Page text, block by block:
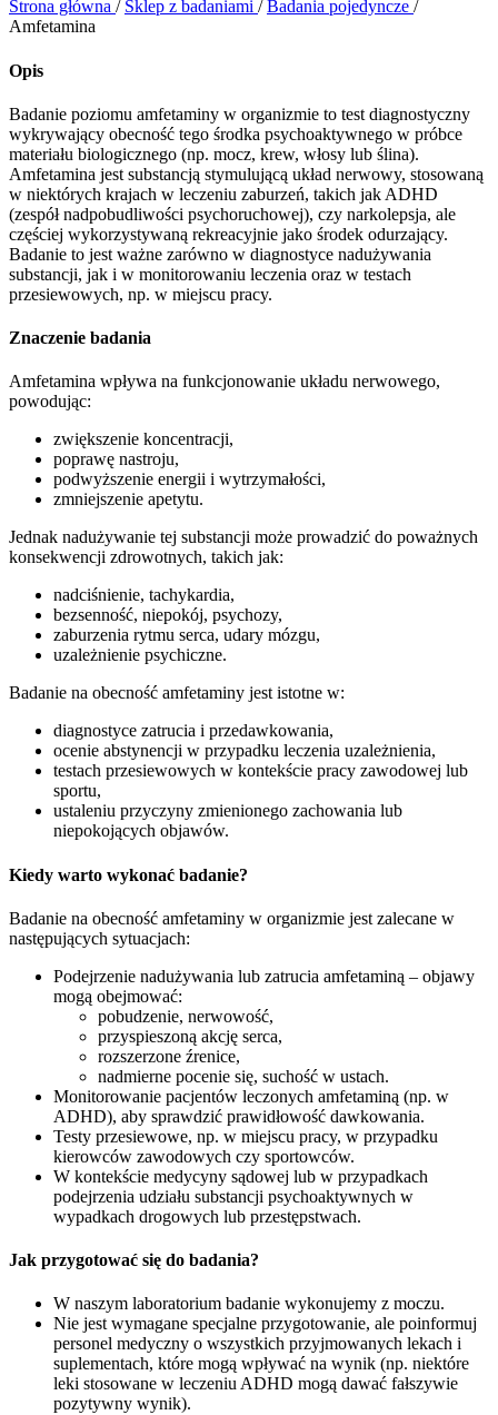
Strona główna / Sklep z badaniami / Badania pojedyncze /
Amfetamina
Opis
Badanie poziomu amfetaminy w organizmie to test diagnostyczny
wykrywający obecność tego środka psychoaktywnego w próbce
materiału biologicznego (np. mocz, krew, włosy lub ślina).
Amfetamina jest substancją stymulującą układ nerwowy, stosowaną
w niektórych krajach w leczeniu zaburzeń, takich jak ADHD
(zespół nadpobudliwości psychoruchowej), czy narkolepsja, ale
częściej wykorzystywaną rekreacyjnie jako środek odurzający.
Badanie to jest ważne zarówno w diagnostyce nadużywania
substancji, jak i w monitorowaniu leczenia oraz w testach
przesiewowych, np. w miejscu pracy.
Znaczenie badania
Amfetamina wpływa na funkcjonowanie układu nerwowego,
powodując:
zwiększenie koncentracji,
poprawę nastroju,
podwyższenie energii i wytrzymałości,
zmniejszenie apetytu.
Jednak nadużywanie tej substancji może prowadzić do poważnych
konsekwencji zdrowotnych, takich jak:
nadciśnienie, tachykardia,
bezsenność, niepokój, psychozy,
zaburzenia rytmu serca, udary mózgu,
uzależnienie psychiczne.
Badanie na obecność amfetaminy jest istotne w:
diagnostyce zatrucia i przedawkowania,
ocenie abstynencji w przypadku leczenia uzależnienia,
testach przesiewowych w kontekście pracy zawodowej lub
sportu,
ustaleniu przyczyny zmienionego zachowania lub
niepokojących objawów.
Kiedy warto wykonać badanie?
Badanie na obecność amfetaminy w organizmie jest zalecane w
następujących sytuacjach:
Podejrzenie nadużywania lub zatrucia amfetaminą – objawy
mogą obejmować:
pobudzenie, nerwowość,
przyspieszoną akcję serca,
rozszerzone źrenice,
nadmierne pocenie się, suchość w ustach.
Monitorowanie pacjentów leczonych amfetaminą (np. w
ADHD), aby sprawdzić prawidłowość dawkowania.
Testy przesiewowe, np. w miejscu pracy, w przypadku
kierowców zawodowych czy sportowców.
W kontekście medycyny sądowej lub w przypadkach
podejrzenia udziału substancji psychoaktywnych w
wypadkach drogowych lub przestępstwach.
Jak przygotować się do badania?
W naszym laboratorium badanie wykonujemy z moczu.
Nie jest wymagane specjalne przygotowanie, ale poinformuj
personel medyczny o wszystkich przyjmowanych lekach i
suplementach, które mogą wpływać na wynik (np. niektóre
leki stosowane w leczeniu ADHD mogą dawać fałszywie
pozytywny wynik).